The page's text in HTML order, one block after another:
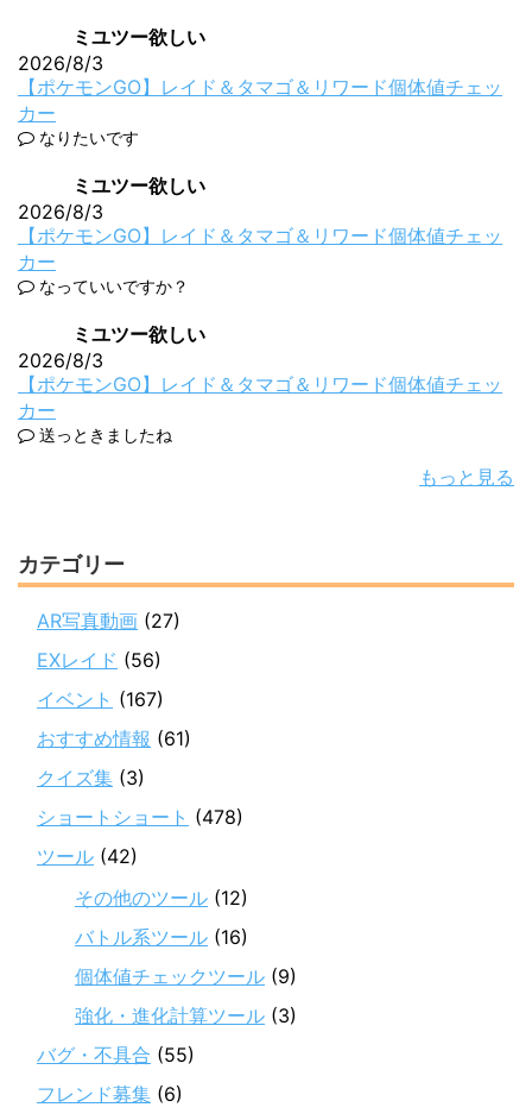
ミユツー欲しい
2026/8/3
【ポケモンGO】レイド＆タマゴ＆リワード個体値チェッ
カー
なりたいです
ミユツー欲しい
2026/8/3
【ポケモンGO】レイド＆タマゴ＆リワード個体値チェッ
カー
なっていいですか？
ミユツー欲しい
2026/8/3
【ポケモンGO】レイド＆タマゴ＆リワード個体値チェッ
カー
送っときましたね
もっと見る
カテゴリー
AR写真動画 (27)
EXレイド (56)
イベント (167)
おすすめ情報 (61)
クイズ集 (3)
ショートショート (478)
ツール (42)
その他のツール (12)
バトル系ツール (16)
個体値チェックツール (9)
強化・進化計算ツール (3)
バグ・不具合 (55)
フレンド募集 (6)